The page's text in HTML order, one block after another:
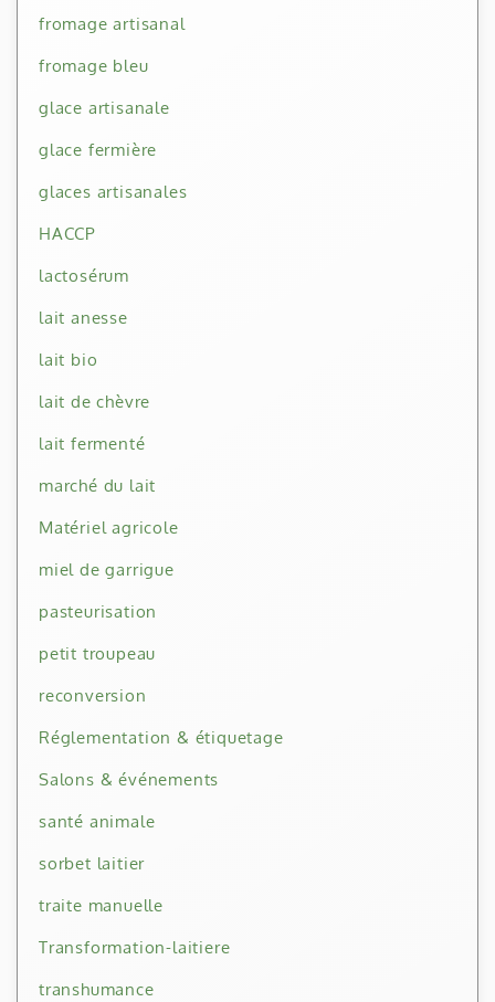
fromage artisanal
fromage bleu
glace artisanale
glace fermière
glaces artisanales
HACCP
lactosérum
lait anesse
lait bio
lait de chèvre
lait fermenté
marché du lait
Matériel agricole
miel de garrigue
pasteurisation
petit troupeau
reconversion
Réglementation & étiquetage
Salons & événements
santé animale
sorbet laitier
traite manuelle
Transformation-laitiere
transhumance